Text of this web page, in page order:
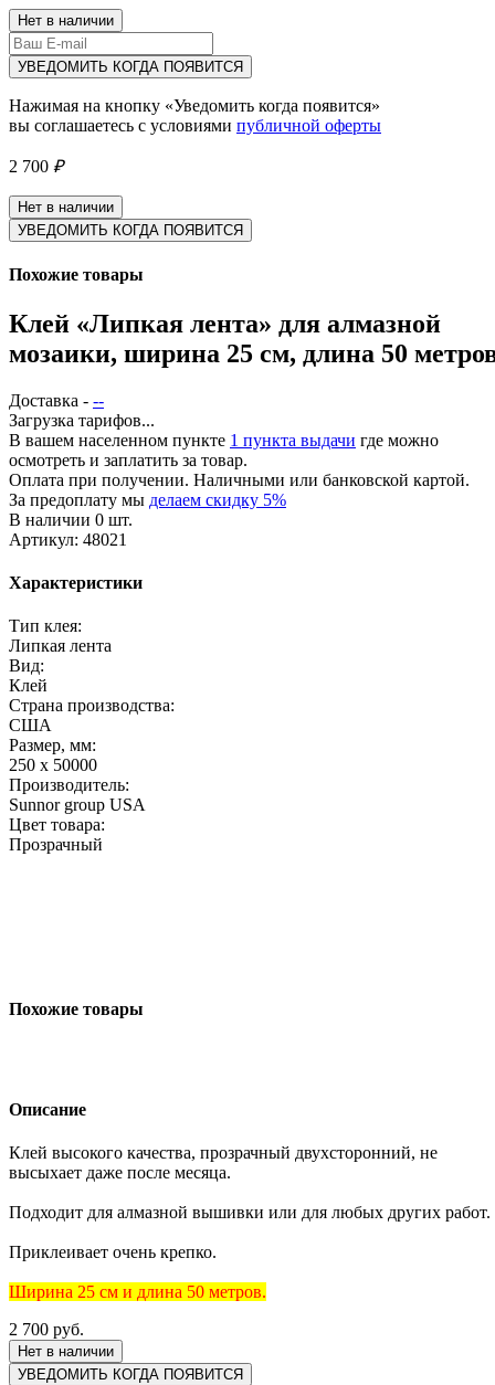
Нет в наличии
УВЕДОМИТЬ КОГДА ПОЯВИТСЯ
Нажимая на кнопку «Уведомить когда появится»
вы соглашаетесь с условиями публичной оферты
2 700 ₽
Нет в наличии
УВЕДОМИТЬ КОГДА ПОЯВИТСЯ
Похожие товары
Клей «Липкая лента» для алмазной
мозаики, ширина 25 см, длина 50
Доставка - --
Загрузка тарифов...
В вашем населенном пункте 1 пункта выдачи где можно
осмотреть и заплатить за товар.
Оплата при получении. Наличными или банковской картой.
За предоплату мы делаем скидку 5%
В наличии 0 шт.
Артикул: 48021
Характеристики
Тип клея:
Липкая лента
Вид:
Клей
Страна производства:
США
Размер, мм:
250 x 50000
Производитель:
Sunnor group USA
Цвет товара:
Прозрачный
Похожие товары
Описание
Клей высокого качества, прозрачный двухсторонний, не
высыхает даже после месяца.
Подходит для алмазной вышивки или для любых других работ.
Приклеивает очень крепко.
Ширина 25 см и длина 50 метров.
2 700 руб.
Нет в наличии
УВЕДОМИТЬ КОГДА ПОЯВИТСЯ